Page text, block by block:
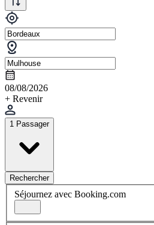
08/08/2026
+ Revenir
1 Passager
Rechercher
Séjournez avec Booking.com